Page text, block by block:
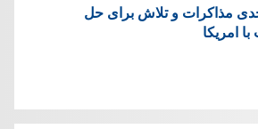
مذاکرات و تلاش برای حل
با امریکا